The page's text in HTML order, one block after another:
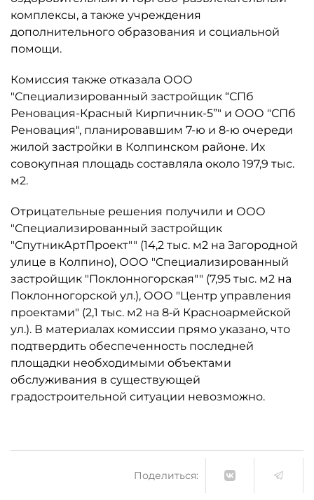
комплексы, а также учреждения
дополнительного образования и социальной
помощи.
Комиссия также отказала ООО
"Специализированный застройщик “СПб
Реновация-Красный Кирпичник-5”" и ООО "СПб
Реновация", планировавшим 7-ю и 8-ю очереди
жилой застройки в Колпинском районе. Их
совокупная площадь составляла около 197,9 тыс.
м2.
Отрицательные решения получили и ООО
"Специализированный застройщик
"СпутникАртПроект"" (14,2 тыс. м2 на Загородной
улице в Колпино), ООО "Специализированный
застройщик "Поклонногорская"" (7,95 тыс. м2 на
Поклонногорской ул.), ООО "Центр управления
проектами" (2,1 тыс. м2 на 8‑й Красноармейской
ул.). В материалах комиссии прямо указано, что
подтвердить обеспеченность последней
площадки необходимыми объектами
обслуживания в существующей
градостроительной ситуации невозможно.
Поделиться: